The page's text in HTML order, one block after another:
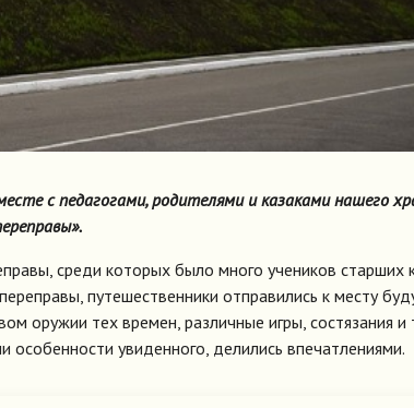
с педагогами, родителями и казаками нашего
среди которых было много учеников старших
путешественники отправились к месту
оружии тех времен, различные игры, состязания и
увиденного, делились впечатлениями.